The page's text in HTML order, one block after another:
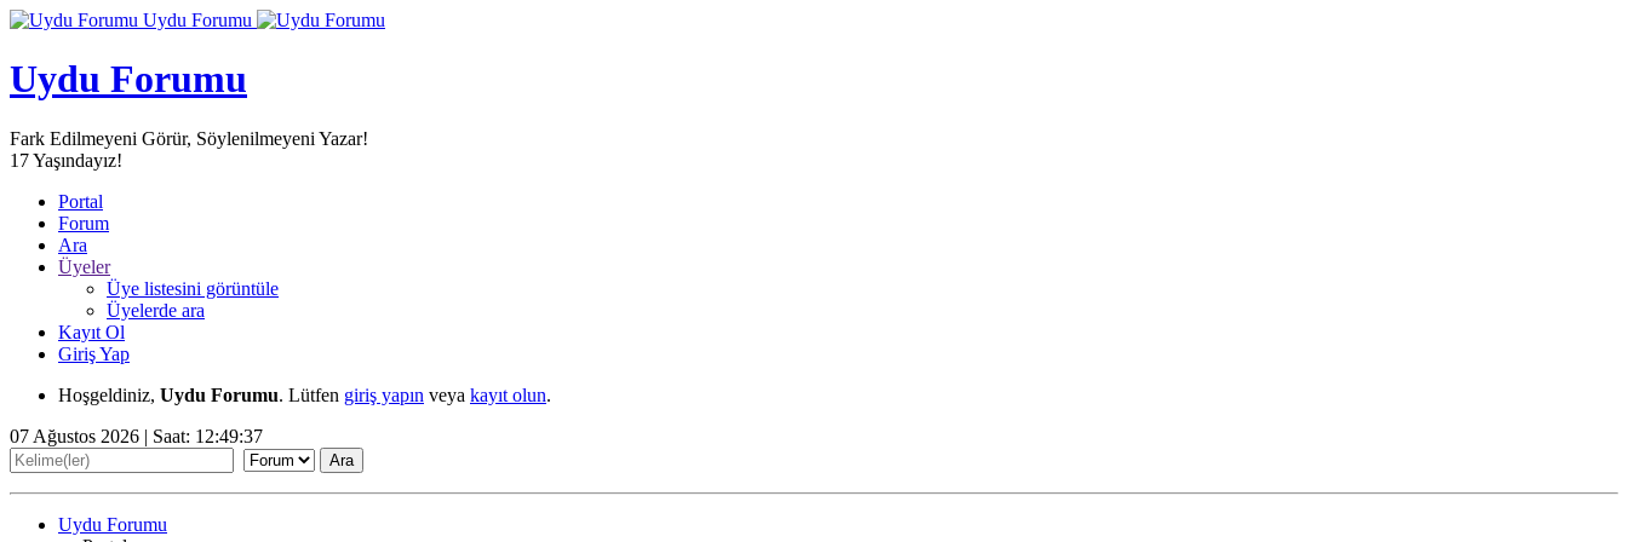
Uydu Forumu
Uydu Forumu
Fark Edilmeyeni Görür, Söylenilmeyeni Yazar!
17Yaşındayız!
Portal
Forum
Ara
Üyeler
Üye listesini görüntüle
Üyelerde ara
Kayıt Ol
Giriş Yap
Hoşgeldiniz, Uydu Forumu. Lütfen giriş yapın veya kayıt olun.
07 Ağustos 2026 | Saat: 12:49:39
Uydu Forumu